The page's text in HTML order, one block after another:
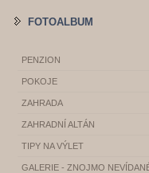
FOTOALBUM
PENZION
POKOJE
ZAHRADA
ZAHRADNÍ ALTÁN
TIPY NA VÝLET
GALERIE - ZNOJMO